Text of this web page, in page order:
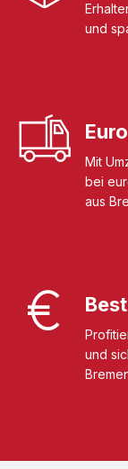
und
Mit
bei
aus
und